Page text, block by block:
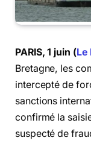
PARIS, 1 juin (Le
Bretagne, les
intercepté de
sanctions
confirmé la
suspecté de